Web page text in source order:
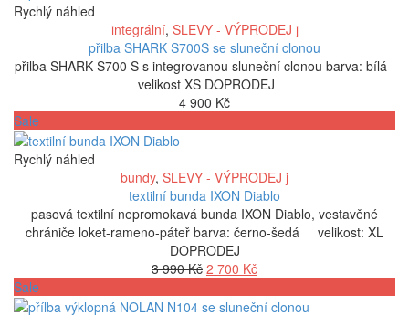
3
290 Kč.
2
790 Kč.
Rychlý náhled
integrální, SLEVY - VÝPRODEJ j
přilba SHARK S700S se sluneční clonou
přilba SHARK S700 S s integrovanou sluneční clonou barva: bílá
velikost XS DOPRODEJ
4 900 Kč
Sale
Rychlý náhled
bundy, SLEVY - VÝPRODEJ j
textilní bunda IXON Diablo
pasová textilní nepromokavá bunda IXON Diablo, vestavěné
chrániče loket-rameno-páteř barva: černo-šedá velikost: XL
DOPRODEJ
3 990Kč Původní
byla:
2 700 KčAktuální
je:
Sale